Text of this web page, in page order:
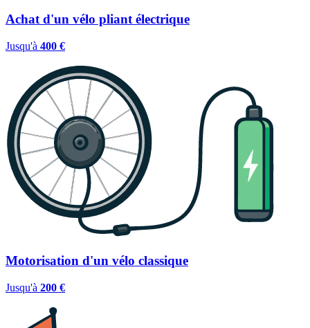
Achat d'un vélo pliant électrique
Jusqu'à 400 €
Motorisation d'un vélo classique
Jusqu'à 200 €